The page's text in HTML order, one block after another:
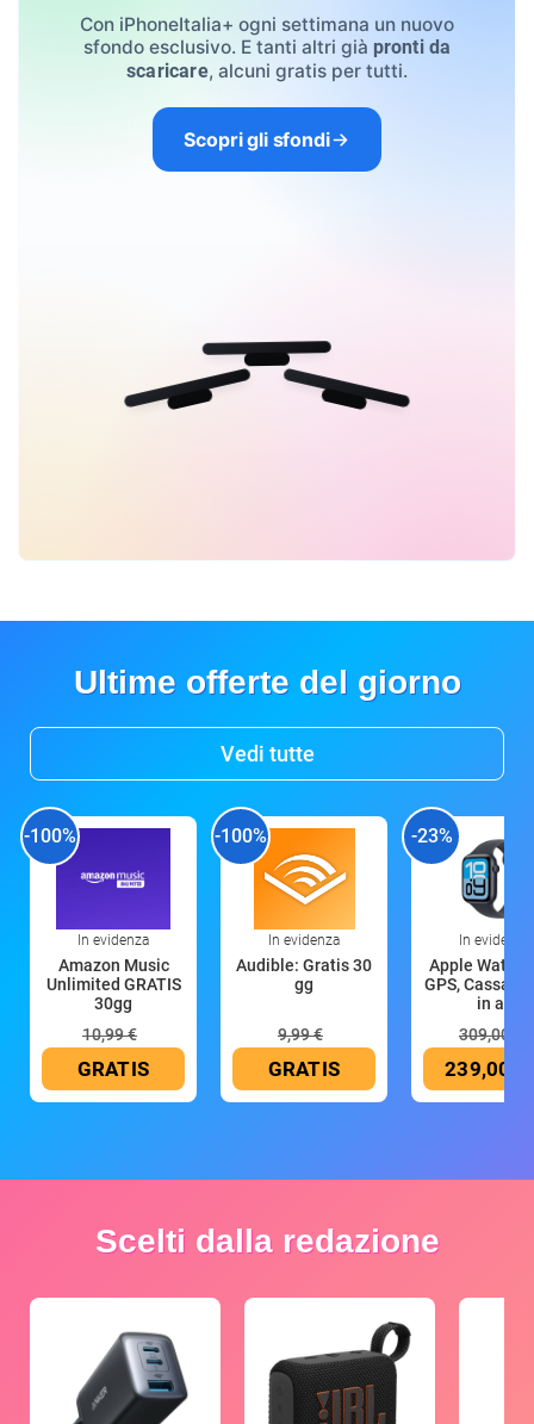
Con iPhoneItalia+ ogni settimana un nuovo
sfondo esclusivo. E tanti altri già pronti da
scaricare, alcuni gratis per tutti.
Scopri gli sfondi
Ultime offerte del giorno
Vedi tutte
-100%
In evidenza
Amazon Music
Unlimited GRATIS
30gg
10,99 €
GRATIS
-100%
In evidenza
Audible: Gratis 30
gg
9,99 €
GRATIS
-23%
In evidenza
Apple Watch
GPS, Cassa
in all
309,00 €
239,00 €
Scelti dalla redazione